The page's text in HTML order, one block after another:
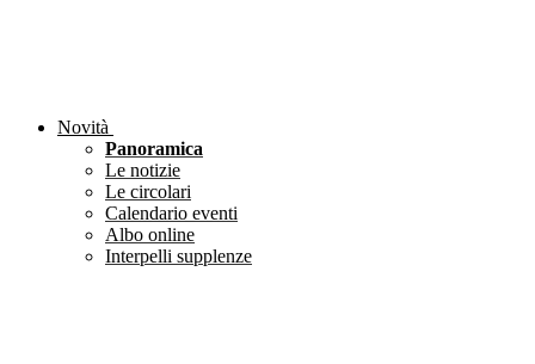
Novità
Panoramica
Le notizie
Le circolari
Calendario eventi
Albo online
Interpelli supplenze